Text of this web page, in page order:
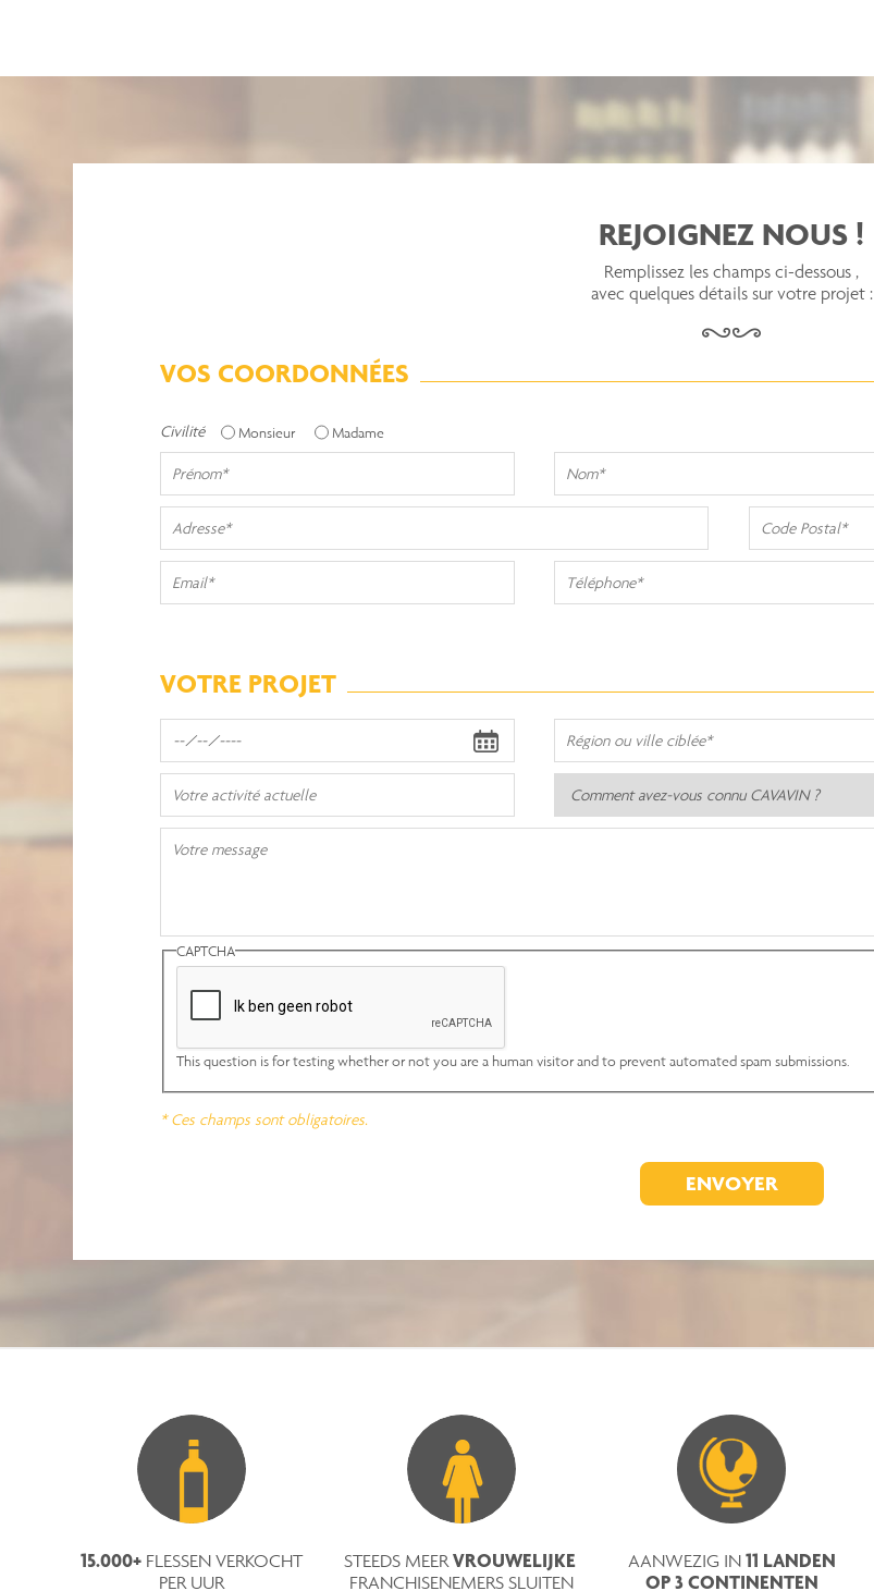
REJOIGNEZ NOUS !
Remplissez les champs ci-dessous ,
avec quelques détails sur votre projet :
VOS COORDONNÉES
Civilité Monsieur
Madame
Postal
VOTRE PROJET
du
projet
ou
ville
ciblée
activité
actuelle
avez-
vous
avez-
vous
message
CAPTCHA
This question is for testing whether or not you are a human visitor and to prevent automated spam submissions.
* Ces champs sont obligatoires.
15.000+ FLESSEN VERKOCHT
PER UUR
STEEDS MEER VROUWELIJKE
FRANCHISENEMERS SLUITEN
AANWEZIG IN 11 LANDEN
OP 3 CONTINENTEN​